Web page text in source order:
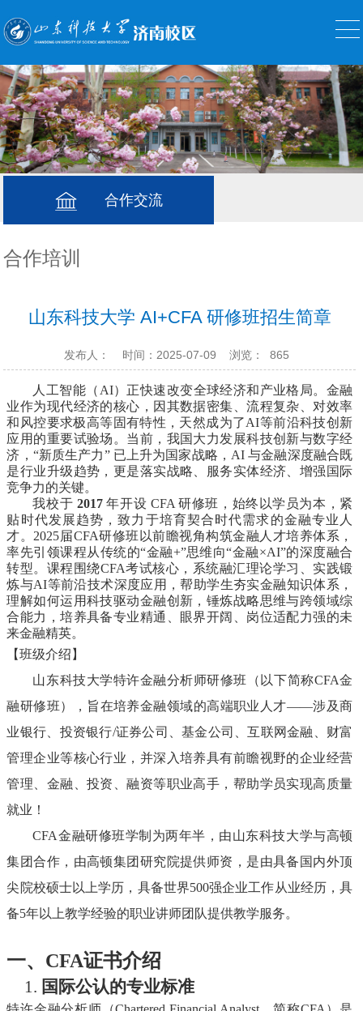
合作交流
合作培训
山东科技大学 AI+CFA 研修班招生简章
发布人： 时间：2025-07-09 浏览： 865
人工智能（ AI）正快速改变全球经济和产业格局。金融
业作为现代经济的核心，因其数据密集、流程复杂、对效率
和风控要求极高等固有特性，天然成为了AI等前沿科技创新
应用的重要试验场。当前，我国大力发展科技创新与数字经
济，“新质生产力” 已上升为国家战略，AI 与金融深度融合既
是行业升级趋势，更是落实战略、服务实体经济、增强国际
竞争力的关键。
我校于 2017年开设 CFA 研修班，始终以学员为本，紧
贴时代发展趋势，致力于培育契合时代需求的金融专业人
才。2025届CFA研修班以前瞻视角构筑金融人才培养体系，
率先引领课程从传统的“金融+”思维向“金融×AI”的深度融合
转型。课程围绕CFA考试核心，系统融汇理论学习、实践锻
炼与AI等前沿技术深度应用，帮助学生夯实金融知识体系，
理解如何运用科技驱动金融创新，锤炼战略思维与跨领域综
合能力，培养具备专业精通、眼界开阔、岗位适配力强的未
来金融精英。
【班级介绍】
山东科技大学特许金融分析师研修班（以下简称CFA金
融研修班），旨在培养金融领域的高端职业人才——涉及商
业银行、投资银行/证券公司、基金公司、互联网金融、财富
管理企业等核心行业，并深入培养具有前瞻视野的企业经营
管理、金融、投资、融资等职业高手，帮助学员实现高质量
就业！
CFA金融研修班学制为两年半，由山东科技大学与高顿
集团合作，由高顿集团 研究院提供师资，是由具备国内外顶
尖院校硕士以上学历，具备世界500强企业工作从业经历，具
备5年以上教学经验的职业讲师团队提供教学服务。
一、 CFA证书介绍
1. 国际公认的专业标准